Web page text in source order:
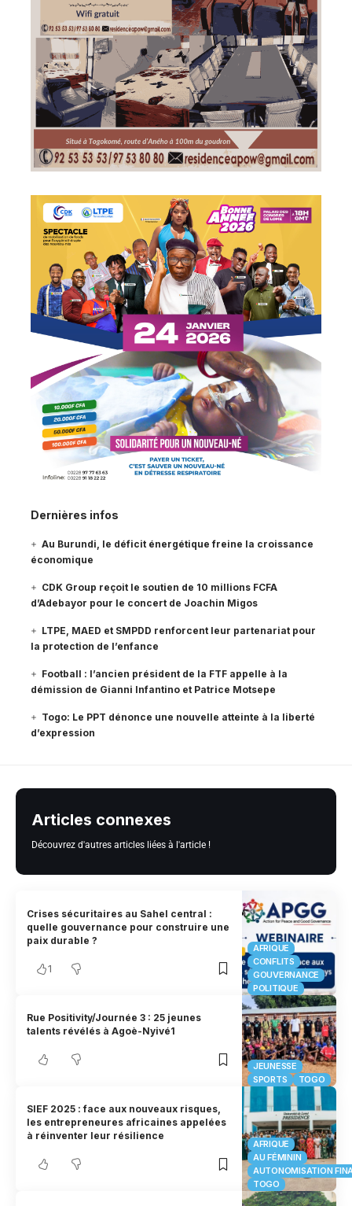
Dernières infos
Au Burundi, le déficit énergétique freine la croissance
économique
CDK Group reçoit le soutien de 10 millions FCFA
d’Adebayor pour le concert de Joachin Migos
LTPE, MAED et SMPDD renforcent leur partenariat pour
la protection de l’enfance
Football : l’ancien président de la FTF appelle à la
démission de Gianni Infantino et Patrice Motsepe
Togo: Le PPT dénonce une nouvelle atteinte à la liberté
d’expression
Articles connexes
Découvrez d'autres articles liées à l'article !
AFRIQUE
CONFLITS
GOUVERNANCE
POLITIQUE
Crises sécuritaires au Sahel central :
quelle gouvernance pour construire une
paix durable ?
1
JEUNESSE
SPORTS
TOGO
Rue Positivity/Journée 3 : 25 jeunes
talents révélés à Agoè-Nyivé1
AFRIQUE
AU FÉMININ
AUTONOMISATION
TOGO
SIEF 2025 : face aux nouveaux risques,
les entrepreneures africaines appelées
à réinventer leur résilience